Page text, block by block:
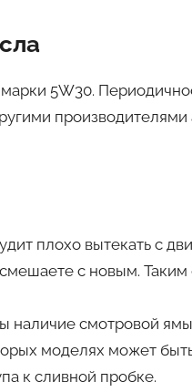
5W30.
плохо вытекать с
с новым.
смотровой
моделях может
к сливной пробке.